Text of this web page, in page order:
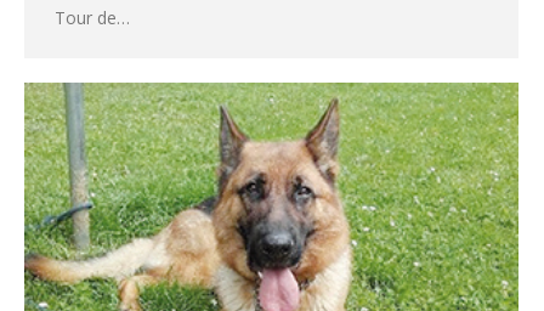
Tour de…